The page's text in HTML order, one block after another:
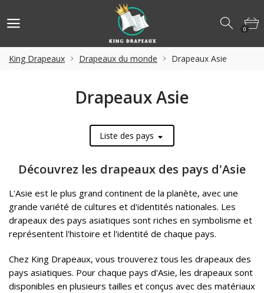
0
King Drapeaux Drapeaux du monde Drapeaux Asie
Drapeaux Asie
Liste des pays
Découvrez les drapeaux des pays d'Asie
L'Asie est le plus grand continent de la planète, avec une
grande variété de cultures et d'identités nationales. Les
drapeaux des pays asiatiques sont riches en symbolisme et
représentent l'histoire et l'identité de chaque pays.
Chez King Drapeaux, vous trouverez tous les drapeaux des
pays asiatiques. Pour chaque pays d'Asie, les drapeaux sont
disponibles en plusieurs tailles et conçus avec des matériaux